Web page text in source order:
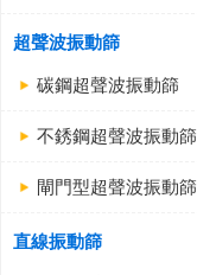
超聲波振動篩
碳鋼超聲波振動篩
不銹鋼超聲波振動篩
閘門型超聲波振動篩
直線振動篩